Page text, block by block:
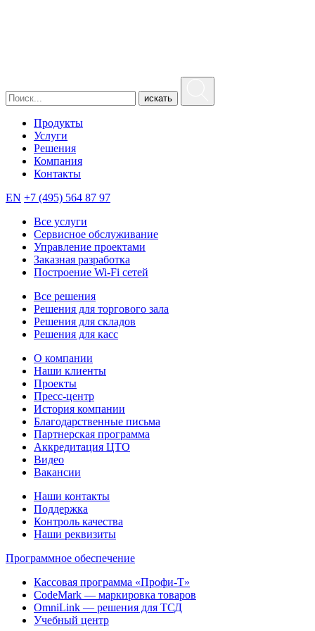
искать
Продукты
Услуги
Решения
Компания
Контакты
EN +7 (495) 564 87 97
Все услуги
Сервисное обслуживание
Управление проектами
Заказная разработка
Построение Wi-Fi сетей
Все решения
Решения для торгового зала
Решения для складов
Решения для касс
О компании
Наши клиенты
Проекты
Пресс-центр
История компании
Благодарственные письма
Партнерская программа
Аккредитация ЦТО
Видео
Вакансии
Наши контакты
Поддержка
Контроль качества
Наши реквизиты
Программное обеспечение
Кассовая программа «Профи-Т»
CodeMark — маркировка товаров
OmniLink — решения для ТСД
Учебный центр